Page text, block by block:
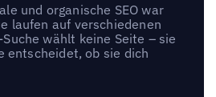
und organische SEO war
laufen auf verschiedenen
wählt keine Seite – sie
entscheidet, ob sie dich